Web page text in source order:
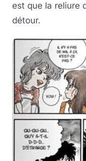
est que la reliure
détour.